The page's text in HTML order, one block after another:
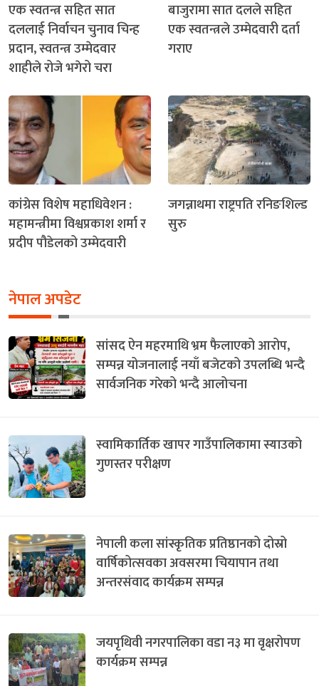
एक स्वतन्त्र सहित सात
दललाई निर्वाचन चुनाव चिन्ह
प्रदान, स्वतन्त्र उम्मेदवार
शाहीले रोजे भगेरो चरा
बाजुरामा सात दलले सहित
एक स्वतन्त्रले उम्मेदवारी दर्ता
गराए
कांग्रेस विशेष महाधिवेशन :
महामन्त्रीमा विश्वप्रकाश शर्मा र
प्रदीप पौडेलको उम्मेदवारी
जगन्नाथमा राष्ट्रपति रनिङशिल्ड
सुरु
नेपाल अपडेट
सांसद ऐन महरमाथि भ्रम फैलाएको आरोप,
सम्पन्न योजनालाई नयाँ बजेटको उपलब्धि भन्दै
सार्वजनिक गरेको भन्दै आलोचना
स्वामिकार्तिक खापर गाउँपालिकामा स्याउको
गुणस्तर परीक्षण
नेपाली कला सांस्कृतिक प्रतिष्ठानको दोस्रो
वार्षिकोत्सवका अवसरमा चियापान तथा
अन्तरसंवाद कार्यक्रम सम्पन्न
जयपृथिवी नगरपालिका वडा न३ मा वृक्षरोपण
कार्यक्रम सम्पन्न